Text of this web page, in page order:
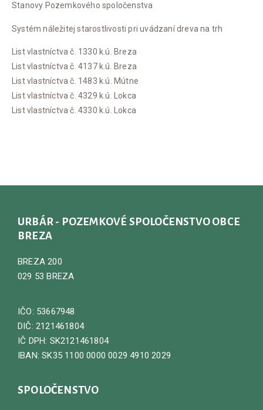
Stanovy Pozemkového spoločenstva
Systém náležitej starostlivosti pri uvádzaní dreva na trh
List vlastníctva č. 1330 k.ú. Breza
List vlastníctva č. 4137 k.ú. Breza
List vlastníctva č. 1483 k.ú. Mútne
List vlastníctva č. 4329 k.ú. Lokca
List vlastníctva č. 4330 k.ú. Lokca
URBÁR - POZEMKOVÉ SPOLOČENSTVO OBCE
BREZA
BREZA 200
029 53 BREZA
IČO: 53667948
DIČ: 2121461804
IČ DPH: SK2121461804
IBAN: SK35 1100 0000 0029 4910 2029
SPOLOČENSTVO